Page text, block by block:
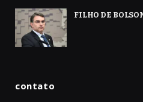
FILHO DE
contato